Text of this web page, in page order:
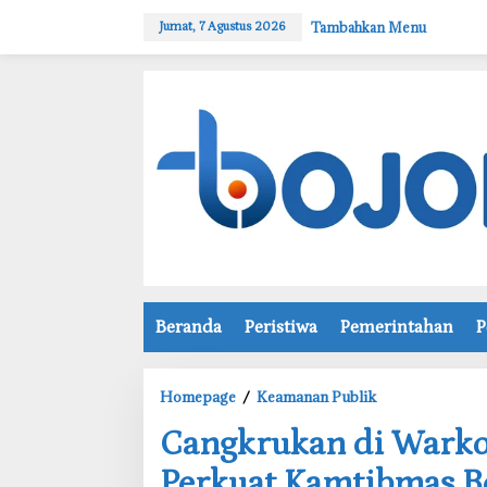
w
Jumat, 7 Agustus 2026 Tambahkan Menu
Beranda Peristiwa Pemerintahan
Homepage / Keamanan Publik
a
n
‎Cangkrukan di